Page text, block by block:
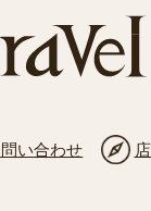
い合わせ